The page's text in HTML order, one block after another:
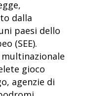
dalla
paesi dello
(SEE).
gioco
agenzie di